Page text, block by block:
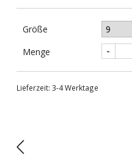
Größe
Menge
-
Lieferzeit: 3-4 Werktage